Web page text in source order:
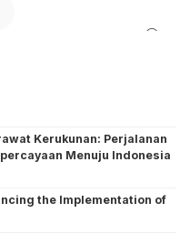
Kerukunan: Perjalanan
Menuju Indonesia
the Implementation of